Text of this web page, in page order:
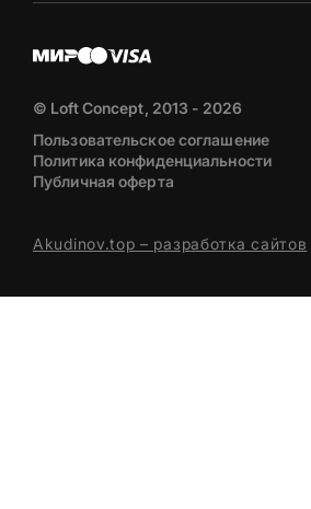
© Loft Concept, 2013 - 2026
Пользовательское соглашение
Политика конфиденциальности
Публичная оферта
Akudinov.top – разработка сайтов